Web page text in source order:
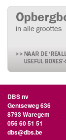
DBS nv
Gentseweg 636
8793 Waregem
056 60 51 51
dbs@dbs.be